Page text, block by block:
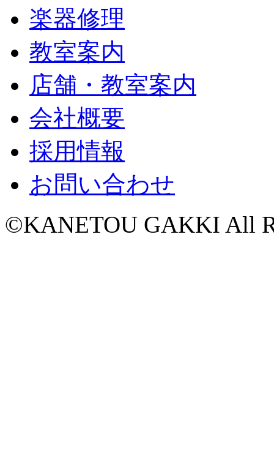
楽器修理
教室案内
店舗・教室案内
会社概要
採用情報
お問い合わせ
©KANETOU GAKKI All